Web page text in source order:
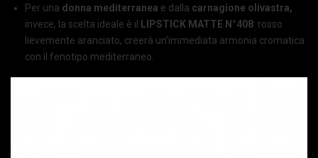
Per una donna mediterranea e dalla carnagione olivastra,
invece, la scelta ideale è il
LIPSTICK MATTE N°408: rosso
lievemente aranciato, creerà un’immediata armonia cromatica
con il fenotipo mediterraneo.